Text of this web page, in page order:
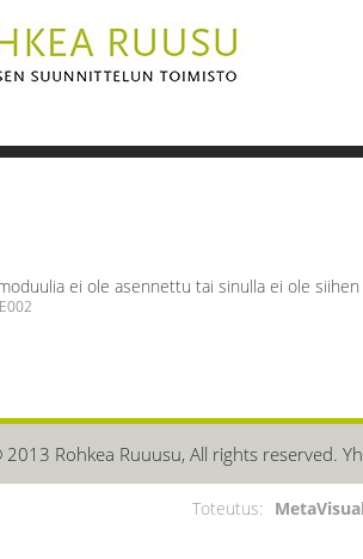
ei ole asennettu tai sinulla ei ole
Rohkea Ruuusu, All rights reserved.
Toteutus: